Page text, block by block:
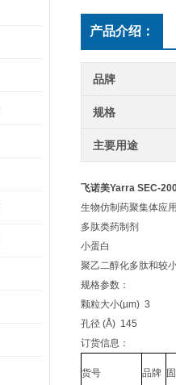
产品介绍：
品牌
规格
主要用途
飞诺美Yarra SEC-
生物仿制药聚集体应
多肽类药制剂
小蛋白
聚乙二醇化多肽和较
规格参数：
颗粒大小(µm) 3
孔径 (Å) 145
订货信息：
货号 品牌